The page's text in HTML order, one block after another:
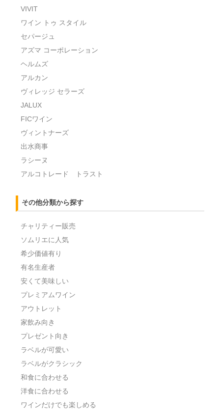
VIVIT
ワイン トゥ スタイル
セパージュ
アズマ コーポレーション
ヘルムズ
アルカン
ヴィレッジ セラーズ
JALUX
FICワイン
ヴィントナーズ
出水商事
ラシーヌ
アルコトレード トラスト
その他分類から探す
チャリティー販売
ソムリエに人気
希少価値有り
有名生産者
安くて美味しい
プレミアムワイン
アウトレット
家飲み向き
プレゼント向き
ラベルが可愛い
ラベルがクラシック
和食に合わせる
洋食に合わせる
ワインだけでも楽しめる